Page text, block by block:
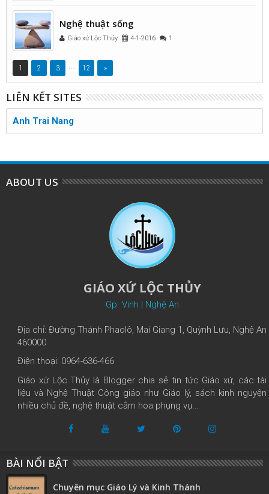
Nghệ thuật sống
Giáo xứ Lộc Thủy 4-1-2016 1
1 2 3 ... 12 »
LIÊN KẾT SITES
Anh Trai Nang
ABOUT US
GIÁO XỨ LỘC THỦY
Gp. Vinh | Nghệ An
Địa chỉ: Đường Thánh Phaolô, Mai Giang 1, Quỳnh Lưu, Nghệ An
460000
Điện thoại: 0964-636-466
Giáo xứ Lộc Thủy là Blogger chia sẻ tin tức Giáo xứ, các tài
liệu và Nghệ Thuật Công giáo như Giáo lý, sách kinh nguyện
nhiều chủ đề, nghệ thuật cắm hoa phụng vụ...
BÀI NỔI BẬT
Chuyên mục Giáo Lý và Kinh Thánh